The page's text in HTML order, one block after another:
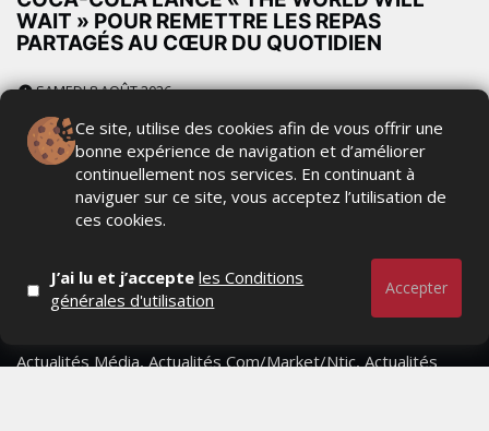
WAIT » POUR REMETTRE LES REPAS
PARTAGÉS AU CŒUR DU QUOTIDIEN
SAMEDI 8 AOÛT 2026
Ce site, utilise des cookies afin de vous offrir une
bonne expérience de navigation et d’améliorer
continuellement nos services. En continuant à
naviguer sur ce site, vous acceptez l’utilisation de
ces cookies.
J’ai lu et j’accepteles Conditions
générales d'utilisation
Accepter
Actualités Média, Actualités Com/Market/Ntic, Actualités